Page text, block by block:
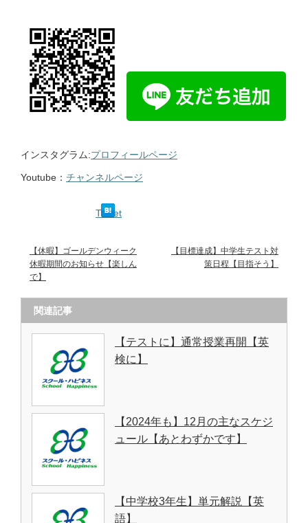
インスタグラム:プロフィールページ
Youtube： チャンネルページ
Tweet
【休暇】ゴールデンウィーク
休暇期間のお知らせ【楽しん
で】
【目標達成】中学生テスト対
策日程【目指そう】
関連記事
【テストに】通常授業再開【英
検に】
【2024年も】12月の主なスケジ
ュール【あとわずかです】
【中学校3年生】単元解説【英
語】